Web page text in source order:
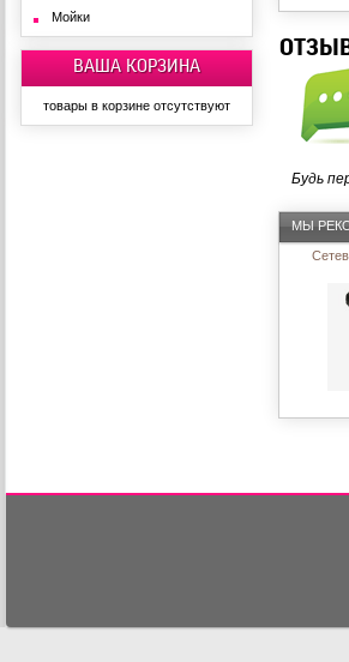
Мойки
ВАША КОРЗИНА
товары в корзине отсутствуют
Будь
МЫ